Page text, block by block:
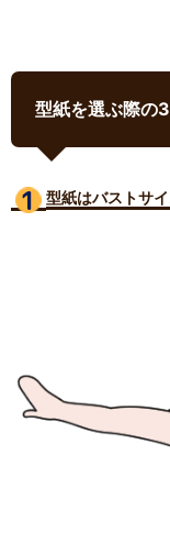
型紙を選ぶ際の
型紙はバストサ